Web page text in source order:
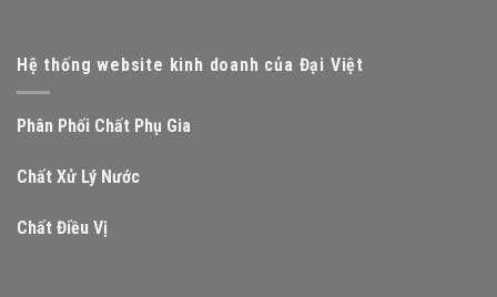
Hệ thống website kinh doanh của Đại Việt
Phân Phối Chất Phụ Gia
Chất Xử Lý Nước
Chất Điều Vị